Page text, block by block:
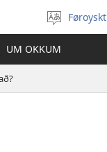
Vel
mál
Føroyskt
UM OKKUM